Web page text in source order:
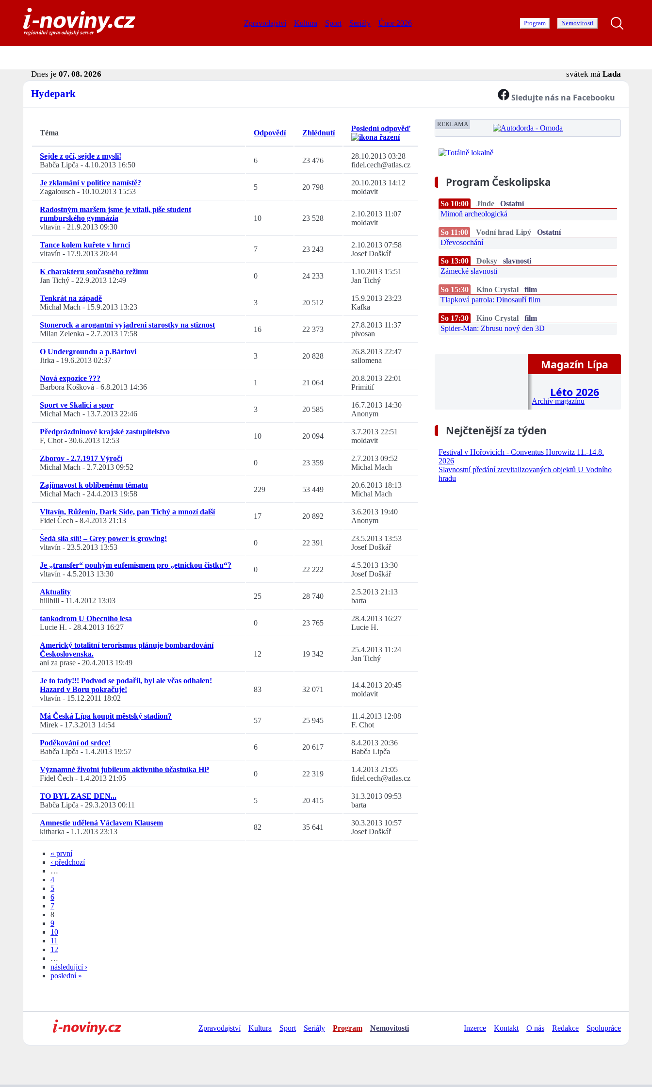
Zpravodajství Kultura Sport Seriály Únor 2026 Program Nemovitosti
Dnes je 07. 08. 2026 svátek má Lada
Hydepark Sledujte nás na Facebooku
Téma Odpovědí Zhlédnutí
Poslední odpověď
Sejde z očí, sejde z mysli!
Babča Lipča - 4.10.2013 16:50
6 23 476
28.10.2013 03:28
fidel.cech@atlas.cz
Je zklamání v politice namístě?
Zagalousch - 10.10.2013 15:53
5 20 798
20.10.2013 14:12
moldavit
Radostným maršem jsme je vítali, píše student
rumburského gymnázia
vltavín - 21.9.2013 09:30
10 23 528
2.10.2013 11:07
moldavit
Tance kolem kuřete v hrnci
vltavín - 17.9.2013 20:44
7 23 243
2.10.2013 07:58
Josef Doškář
K charakteru současného režimu
Jan Tichý - 22.9.2013 12:49
0 24 233
1.10.2013 15:51
Jan Tichý
Tenkrát na západě
Michal Mach - 15.9.2013 13:23
3 20 512
15.9.2013 23:23
Kafka
Stonerock a arogantni vyjadreni starostky na stiznost
Milan Zelenka - 2.7.2013 17:58
16 22 373
27.8.2013 11:37
pivosan
O Undergroundu a p.Bártovi
Jirka - 19.6.2013 02:37
3 20 828
26.8.2013 22:47
sallomena
Nová expozice ???
Barbora Košková - 6.8.2013 14:36
1 21 064
20.8.2013 22:01
Primitif
Sport ve Skalici a spor
Michal Mach - 13.7.2013 22:46
3 20 585
16.7.2013 14:30
Anonym
Předprázdninové krajské zastupitelstvo
F, Chot- 30.6.2013 12:53
10 20 094
3.7.2013 22:51
moldavit
Zborov - 2.7.1917 Výročí
Michal Mach - 2.7.2013 09:52
0 23 359
2.7.2013 09:52
Michal Mach
Zajímavost k oblíbenému tématu
Michal Mach - 24.4.2013 19:58
229 53 449
20.6.2013 18:13
Michal Mach
Vltavín, Růženín, Dark Side, pan Tichý a mnozí další
Fidel Čech - 8.4.2013 21:13
17 20 892
3.6.2013 19:40
Anonym
Šedá síla sílí! – Grey power is growing!
vltavín - 23.5.2013 13:53
0 22 391
23.5.2013 13:53
Josef Doškář
Je „transfer“ pouhým eufemismem pro „etnickou čistku“?
vltavín - 4.5.2013 13:30
0 22 222
4.5.2013 13:30
Josef Doškář
Aktuality
hillbill - 11.4.2012 13:03
25 28 740
2.5.2013 21:13
barta
tankodrom U Obecního lesa
Lucie H. - 28.4.2013 16:27
0 23 765
28.4.2013 16:27
Lucie H.
Americký totalitní terorismus plánuje bombardování
Československa.
ani za prase - 20.4.2013 19:49
12 19 342
25.4.2013 11:24
Jan Tichý
Je to tady!!! Podvod se podařil, byl ale včas odhalen!
Hazard v Boru pokračuje!
vltavín - 15.12.2011 18:02
83 32 071
14.4.2013 20:45
moldavit
Má Česká Lípa koupit městský stadion?
Mirek - 17.3.2013 14:54
57 25 945
11.4.2013 12:08
F. Chot
Poděkování od srdce!
Babča Lipča - 1.4.2013 19:57
6 20 617
8.4.2013 20:36
Babča Lipča
Významné životní jubileum aktivního účastníka HP
Fidel Čech - 1.4.2013 21:05
0 22 319
1.4.2013 21:05
fidel.cech@atlas.cz
TO BYL ZASE DEN...
Babča Lipča - 29.3.2013 00:11
5 20 415
31.3.2013 09:53
barta
Amnestie udělená Václavem Klausem
kitharka - 1.1.2013 23:13
82 35 641
30.3.2013 10:57
Josef Doškář
« první
‹ předchozí
…
4
5
6
7
8
9
10
11
12
…
následující ›
poslední »
REKLAMA
Program Českolipska
So 10:00 Jinde
Ostatní
Mimoň archeologická
So 11:00 Vodní hrad Lipý
Ostatní
Dřevosochání
So 13:00 Doksy
slavnosti
Zámecké slavnosti
So 15:30 Kino Crystal
film
Tlapková patrola: Dinosauří film
So 17:30 Kino Crystal
film
Spider-Man: Zbrusu nový den 3D
Magazín Lípa
Léto 2026
Archiv magazínu
Nejčtenější za týden
Festival v Hořovicích - Conventus Horowitz 11.-14.8.
2026
Slavnostní předání zrevitalizovaných objektů U Vodního
hradu
Zpravodajství Kultura Sport Seriály Program Nemovitosti Inzerce Kontakt O nás Redakce Spolupráce